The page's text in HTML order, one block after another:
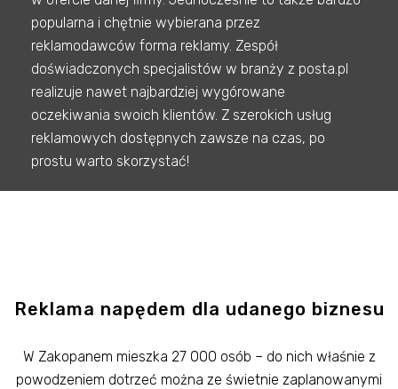
popularna i chętnie wybierana przez
reklamodawców forma reklamy. Zespół
doświadczonych specjalistów w branży z posta.pl
realizuje nawet najbardziej wygórowane
oczekiwania swoich klientów. Z szerokich usług
reklamowych dostępnych zawsze na czas, po
prostu warto skorzystać!
Reklama napędem dla udanego biznesu
W Zakopanem mieszka 27 000 osób – do nich właśnie z
powodzeniem dotrzeć można ze świetnie zaplanowanymi